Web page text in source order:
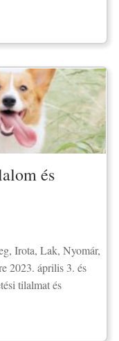
és
Irota, Lak, Nyomár,
2023. április 3. és
tilalmat és